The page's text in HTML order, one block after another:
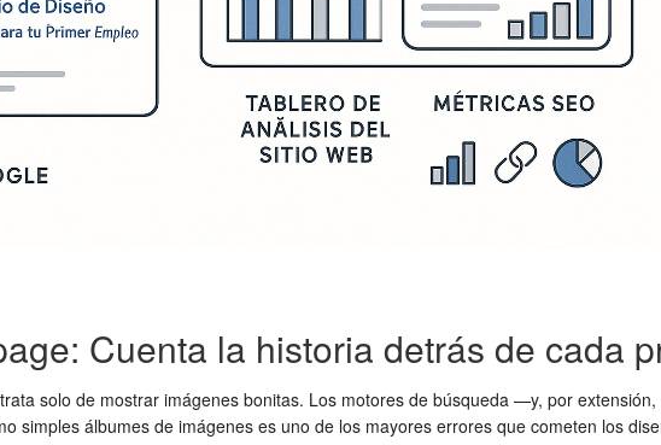
Cuenta la historia detrás de cada
solo de mostrar imágenes bonitas. Los motores de búsqueda —y, por
simples álbumes de imágenes es uno de los mayores errores que cometen los